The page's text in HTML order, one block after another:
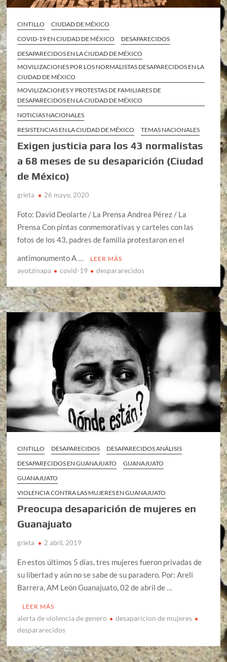
CINTILLO
CIUDAD DE MÉXICO
COVID-19 EN CIUDAD DE MÉXICO
DESAPARECIDOS
DESAPARECIDOS EN LA CIUDAD DE MÉXICO
MOVILIZACIONES POR LOS NORMALISTAS DESAPARECIDOS EN LA
CIUDAD DE MÉXICO
MOVILIZACIONES Y PROTESTAS DE FAMILIARES DE
DESAPARECIDOS EN LA CIUDAD DE MÉXICO
NOTICIAS NACIONALES
RESISTENCIAS EN LA CIUDAD DE MÉXICO
TEMAS NACIONALES
Exigen justicia para los 43 normalistas
a 68 meses de su desaparición (Ciudad
de México)
grieta 26 mayo, 2020
Foto: David Deolarte / La Prensa Andrea Pérez / La
Prensa Con pintas conmemorativas y carteles con las
fotos de los 43, padres de familia protestaron en el
antimonumento A …
LEER MÁS
ayotzinapa covid-19 despararecidos
CINTILLO DESAPARECIDOS
DESAPARECIDOS ANÁLISIS
DESAPARECIDOS EN GUANAJUATO
GUANAJUATO
GUANAJUATO
VIOLENCIA CONTRA LAS MUJERES EN GUANAJUATO
Preocupa desaparición de mujeres en
Guanajuato
grieta 2 abril, 2019
En estos últimos 5 días, tres mujeres fueron privadas de
su libertad y aún no se sabe de su paradero. Por: Areli
Barrera, AM León Guanajuato, 02 de abril de …
LEER MÁS
alerta de violencia de genero
desaparicion de mujeres
despararecidos